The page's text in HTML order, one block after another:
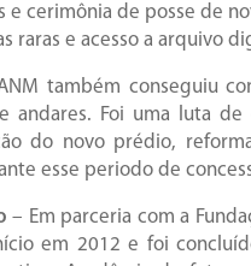
e cerimônia de posse de
raras e acesso a arquivo
também conseguiu
andares. Foi uma luta
do novo prédio,
esse periodo de
– Em parceria com a
em 2012 e foi